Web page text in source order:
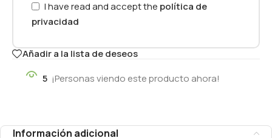
I have read and accept the política de
privacidad
Añadir a la lista de deseos
5 ¡Personas viendo este producto ahora!
Información adicional